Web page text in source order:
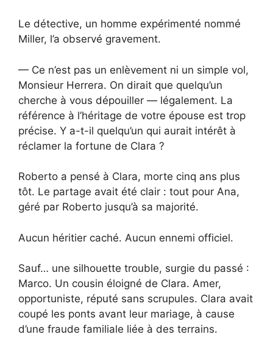
Le détective, un homme expérimenté nommé
Miller, l’a observé gravement.
— Ce n’est pas un enlèvement ni un simple vol,
Monsieur Herrera. On dirait que quelqu’un
cherche à vous dépouiller — légalement. La
référence à l’héritage de votre épouse est trop
précise. Y a-t-il quelqu’un qui aurait intérêt à
réclamer la fortune de Clara ?
Roberto a pensé à Clara, morte cinq ans plus
tôt. Le partage avait été clair : tout pour Ana,
géré par Roberto jusqu’à sa majorité.
Aucun héritier caché. Aucun ennemi officiel.
Sauf… une silhouette trouble, surgie du passé :
Marco. Un cousin éloigné de Clara. Amer,
opportuniste, réputé sans scrupules. Clara avait
coupé les ponts avant leur mariage, à cause
d’une fraude familiale liée à des terrains.